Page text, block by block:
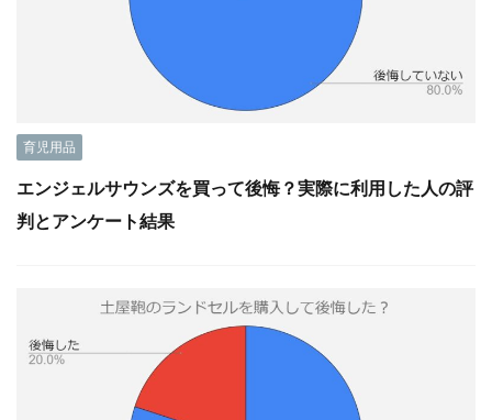
育児用品
エンジェルサウンズを買って後悔？実際に利用した人の評
判とアンケート結果